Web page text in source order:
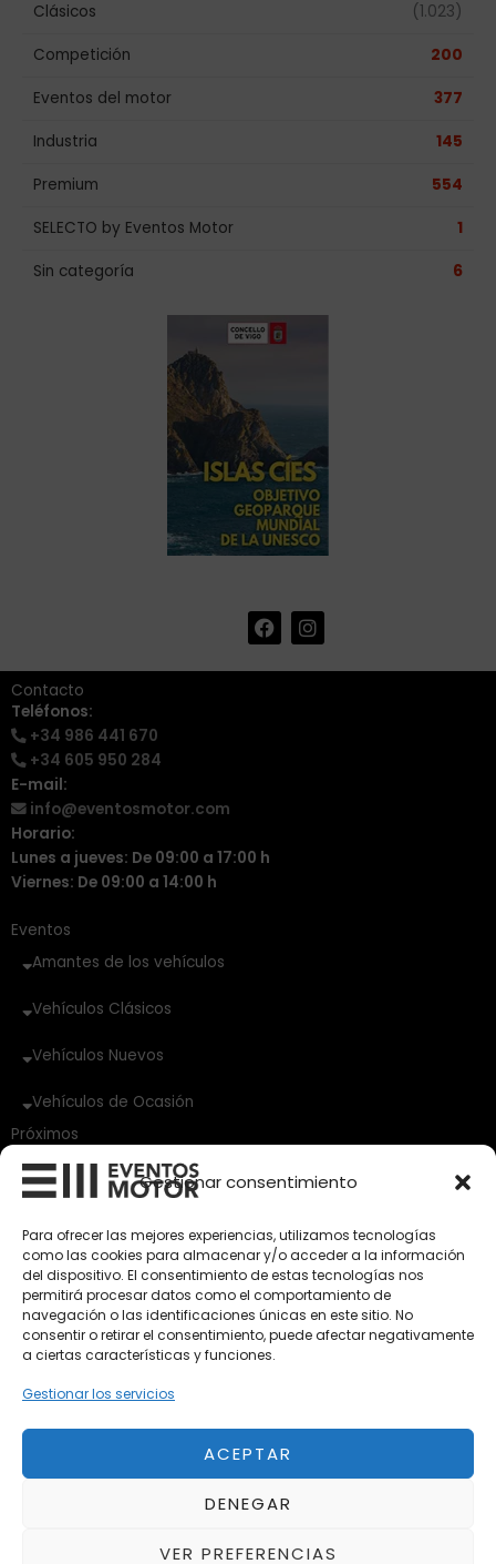
Gestionar consentimiento
Para ofrecer las mejores experiencias, utilizamos tecnologías
como las cookies para almacenar y/o acceder a la información
del dispositivo. El consentimiento de estas tecnologías nos
permitirá procesar datos como el comportamiento de
navegación o las identificaciones únicas en este sitio. No
consentir o retirar el consentimiento, puede afectar negativamente
a ciertas características y funciones.
Gestionar los servicios
ACEPTAR
DENEGAR
VER PREFERENCIAS
Clásicos
(1.023)
Competición 200
Eventos del motor 377
Industria 145
Premium 554
SELECTO by Eventos Motor 1
Sin categoría 6
F
a
e
I
n
t
Contacto
Teléfonos:
+34 986 441 670
+34 605 950 284
E-mail:
info@eventosmotor.com
Horario:
Lunes a jueves: De 09:00 a 17:00 h
Viernes: De 09:00 a 14:00 h
Eventos
Amantes de los vehículos
Vehículos Clásicos
Vehículos Nuevos
Vehículos de Ocasión
Próximos
Eclipse by SELECTO
Del 12/08/2026 al 12/08/2026
autoClássico Porto 2026
Del 02/10/2026 al 05/10/2026
Del 02/10/2026 al 05/10/2026
Política de Privacidad
Alta en Newsletter